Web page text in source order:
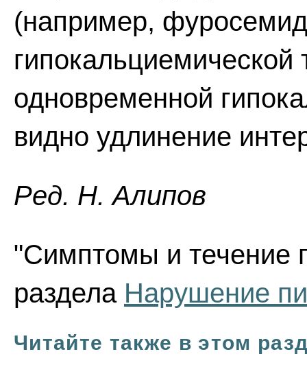
(например,
гипокальциемической
одновременной
видно удлинение
Ред. Н. Алипов
"Симптомы и течение
раздела Нарушение
Читайте также в этом